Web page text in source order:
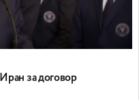
за договор